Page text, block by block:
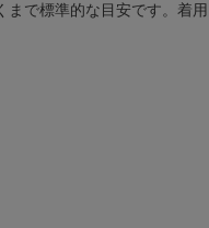
で標準的な目安です。着用